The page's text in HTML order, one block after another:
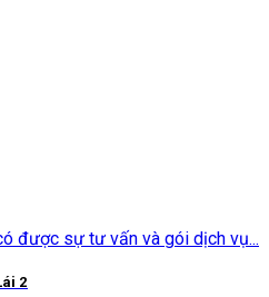
được sự tư vấn và gói dịch vụ...
2